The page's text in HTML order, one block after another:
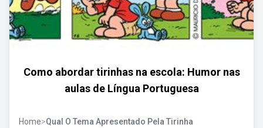
Como abordar tirinhas na escola: Humor nas
aulas de Língua Portuguesa
Home>Qual O Tema Apresentado Pela Tirinha